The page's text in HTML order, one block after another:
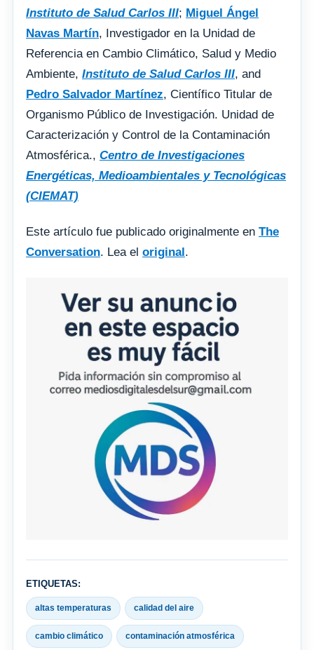
Instituto de Salud Carlos III; Miguel Ángel
Navas Martín, Investigador en la Unidad de
Referencia en Cambio Climático, Salud y Medio
Ambiente, Instituto de Salud Carlos III, and
Pedro Salvador Martínez, Científico Titular de
Organismo Público de Investigación. Unidad de
Caracterización y Control de la Contaminación
Atmosférica., Centro de Investigaciones
Energéticas, Medioambientales y Tecnológicas
(CIEMAT)
Este artículo fue publicado originalmente en The
Conversation. Lea el original.
ETIQUETAS:
altas temperaturas calidad del aire
cambio climático contaminación atmosférica